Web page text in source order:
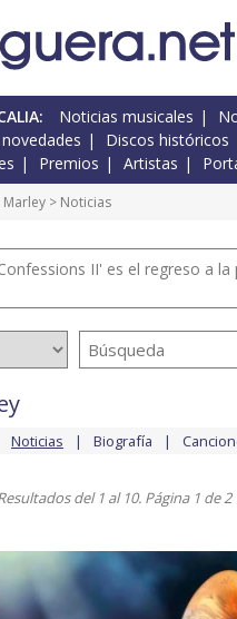
Noticias musicales
Discos históricos
Premios Artistas
> Noticias
II' es el regreso a la
Noticias Biografía
del 1 al 10. Página 1 de 2